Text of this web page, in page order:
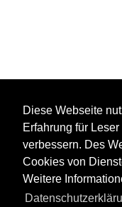
Diese Webseite
Erfahrung für
verbessern. Des
Cookies von
Weitere